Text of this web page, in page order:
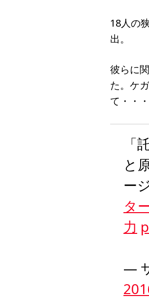
18人の
出。
彼らに
た。ケ
て・・
「
と
ー
タ
力
—